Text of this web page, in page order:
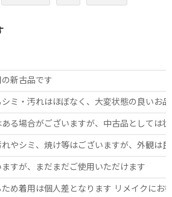
新古品です
シミ・汚れはほぼなく、大変状態の良いお
る場合がございますが、中古品としては
れやシミ、焼け等はございますが、外観は
すが、まだまだご使用いただけます
め着用は個人差となります リメイクにお